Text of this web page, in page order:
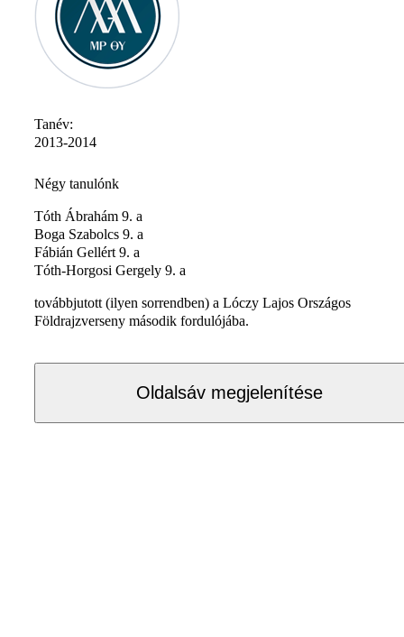
Tanév:
2013-2014
Négy tanulónk
Tóth Ábrahám 9. a
Boga Szabolcs 9. a
Fábián Gellért 9. a
Tóth-Horgosi Gergely 9. a
továbbjutott (ilyen sorrendben) a Lóczy Lajos Országos
Földrajzverseny második fordulójába.
Oldalsáv megjelenítése